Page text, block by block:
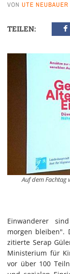
VON UTE NEUBAUER
TEILEN:
Auf dem Fachtag
Einwanderer
morgen bleiben".
zitierte Serap
Ministerium für
vor über 100